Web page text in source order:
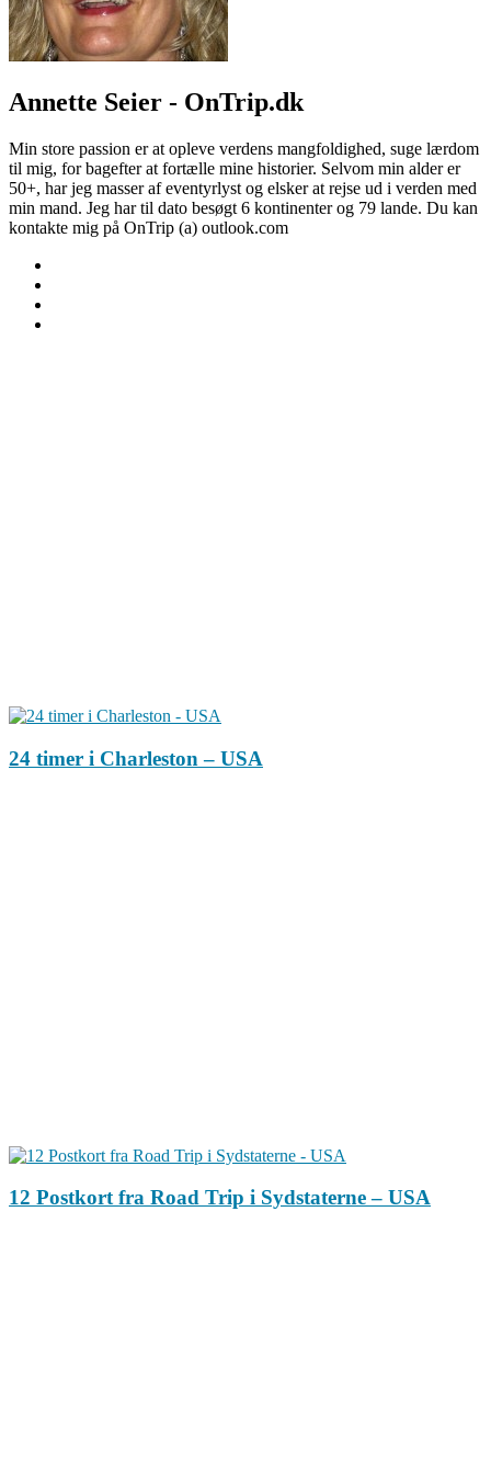
Annette Seier - OnTrip.dk
Min store passion er at opleve verdens mangfoldighed, suge lærdom
til mig, for bagefter at fortælle mine historier. Selvom min alder er
50+, har jeg masser af eventyrlyst og elsker at rejse ud i verden med
min mand. Jeg har til dato besøgt 6 kontinenter og 79 lande. Du kan
kontakte mig på OnTrip (a) outlook.com
24 timer i Charleston – USA
12 Postkort fra Road Trip i Sydstaterne – USA